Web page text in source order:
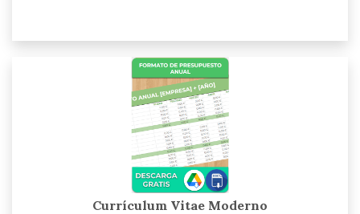
Currículum Vitae Moderno